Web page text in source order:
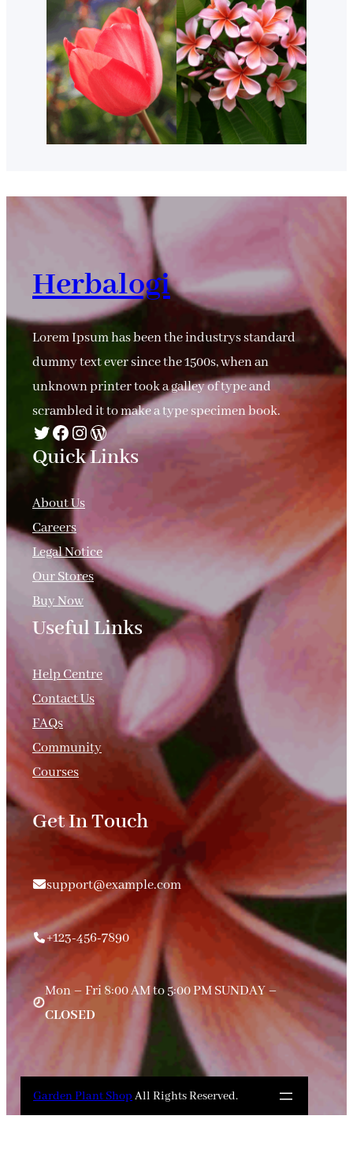
Herbalogi
Lorem Ipsum has been the industrys standard
dummy text ever since the 1500s, when an
unknown printer took a galley of type and
scrambled it to make a type specimen book.
Twitter Facebook Instagram WordPress
Quick Links
About Us
Careers
Legal Notice
Our Stores
Buy Now
Useful Links
Help Centre
Contact Us
FAQs
Community
Courses
Get In Touch
support@example.com
+123-456-7890
Mon – Fri 8:00 AM to 5:00 PM SUNDAY –
CLOSED
Garden Plant Shop All Rights Reserved.